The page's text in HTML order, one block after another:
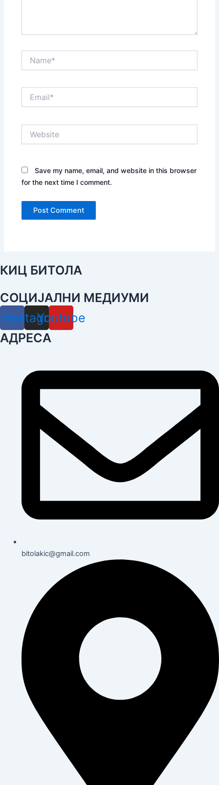
Save my name, email, and website in this browser
for the next time I comment.
КИЦ БИТОЛА
СОЦИЈАЛНИ МЕДИУМИ
Instagram
Youtube
АДРЕСА
bitolakic@gmail.com